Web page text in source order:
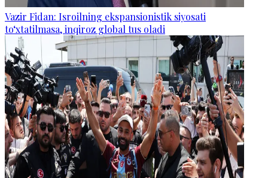
Vazir Fidan: Isroilning ekspansionistik siyosati
to‘xtatilmasa, inqiroz global tus oladi